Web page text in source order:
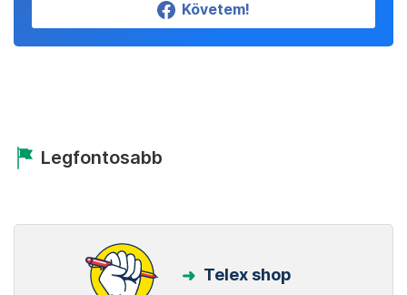
Követem!
Legfontosabb
Telex shop